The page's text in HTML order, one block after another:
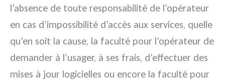
l’absence de toute responsabilité de l’opérateur
en cas d’impossibilité d’accès aux services, quelle
qu’en soit la cause, la faculté pour l’opérateur de
demander à l’usager, à ses frais, d’effectuer des
mises à jour logicielles ou encore la faculté pour